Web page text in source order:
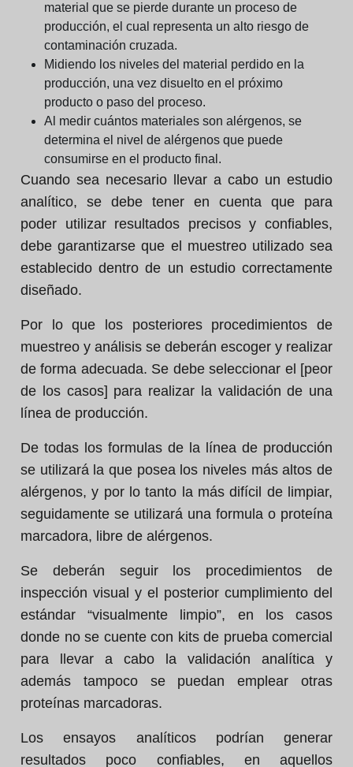
material que se pierde durante un proceso de
producción, el cual representa un alto riesgo de
contaminación cruzada.
Midiendo los niveles del material perdido en la
producción, una vez disuelto en el próximo
producto o paso del proceso.
Al medir cuántos materiales son alérgenos, se
determina el nivel de alérgenos que puede
consumirse en el producto final.
Cuando sea necesario llevar a cabo un estudio
analítico, se debe tener en cuenta que para
poder utilizar resultados precisos y confiables,
debe garantizarse que el muestreo utilizado sea
establecido dentro de un estudio correctamente
diseñado.
Por lo que los posteriores procedimientos de
muestreo y análisis se deberán escoger y realizar
de forma adecuada. Se debe seleccionar el [peor
de los casos] para realizar la validación de una
línea de producción.
De todas los formulas de la línea de producción
se utilizará la que posea los niveles más altos de
alérgenos, y por lo tanto la más difícil de limpiar,
seguidamente se utilizará una formula o proteína
marcadora, libre de alérgenos.
Se deberán seguir los procedimientos de
inspección visual y el posterior cumplimiento del
estándar “visualmente limpio”, en los casos
donde no se cuente con kits de prueba comercial
para llevar a cabo la validación analítica y
además tampoco se puedan emplear otras
proteínas marcadoras.
Los ensayos analíticos podrían generar
resultados poco confiables, en aquellos